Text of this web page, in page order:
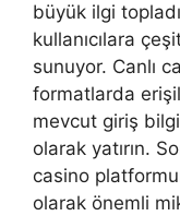
büyük ilgi
kullanıcılara
sunuyor. Canlı
formatlarda
mevcut giriş
olarak yatırın.
casino
olarak önemli